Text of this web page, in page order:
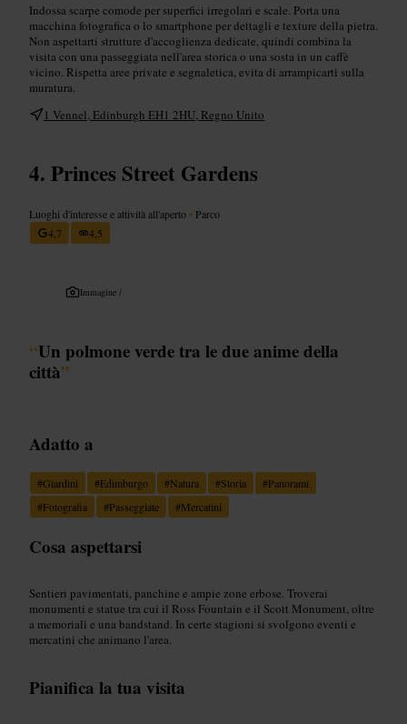
Indossa scarpe comode per superfici irregolari e scale. Porta una
macchina fotografica o lo smartphone per dettagli e texture della pietra.
Non aspettarti strutture d'accoglienza dedicate, quindi combina la
visita con una passeggiata nell'area storica o una sosta in un caffè
vicino. Rispetta aree private e segnaletica, evita di arrampicarti sulla
muratura.
1 Vennel, Edinburgh EH1 2HU, Regno Unito
Princes Street Gardens
Luoghi d'interesse e attività all'aperto • Parco
4,7
4,5
Immagine /
“Un polmone verde tra le due anime della
città”
Adatto a
#Giardini #Edimburgo #Natura #Storia #Panorami
#Fotografia #Passeggiate #Mercatini
Cosa aspettarsi
Sentieri pavimentati, panchine e ampie zone erbose. Troverai
monumenti e statue tra cui il Ross Fountain e il Scott Monument, oltre
a memoriali e una bandstand. In certe stagioni si svolgono eventi e
mercatini che animano l'area.
Pianifica la tua visita